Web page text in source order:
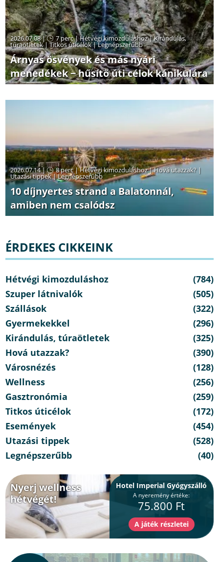
2026.07.08 | 7 perc|Hétvégi kimozduláshoz|Kirándulás,
túraötletek|Titkos úticélok|Legnépszerűbb
Árnyas ösvények és más nyári
menedékek − hűsítő úti célok kánikulára
2026.07.14 | 8 perc|Hétvégi kimozduláshoz|Hová utazzak? |
Utazási tippek|Legnépszerűbb
10 díjnyertes strand a Balatonnál,
amiben nem csalódsz
ÉRDEKES CIKKEINK
Hétvégi kimozduláshoz
(784)
Szuper látnivalók
(505)
Szállások
(322)
Gyermekekkel
(296)
Kirándulás, túraötletek
(325)
Hová utazzak?
(390)
Városnézés
(128)
Wellness
(256)
Gasztronómia
(259)
Titkos úticélok
(172)
Események
(454)
Utazási tippek
(528)
Legnépszerűbb
(40)
Nyerj wellness
hétvégét!
Hotel Imperial Gyógyszálló
A nyeremény értéke:
75.800 Ft